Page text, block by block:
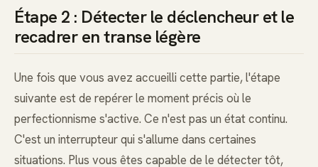
Étape 2 : Détecter le déclencheur et le
recadrer en transe légère
Une fois que vous avez accueilli cette partie, l'étape
suivante est de repérer le moment précis où le
perfectionnisme s'active. Ce n'est pas un état continu.
C'est un interrupteur qui s'allume dans certaines
situations. Plus vous êtes capable de le détecter tôt,